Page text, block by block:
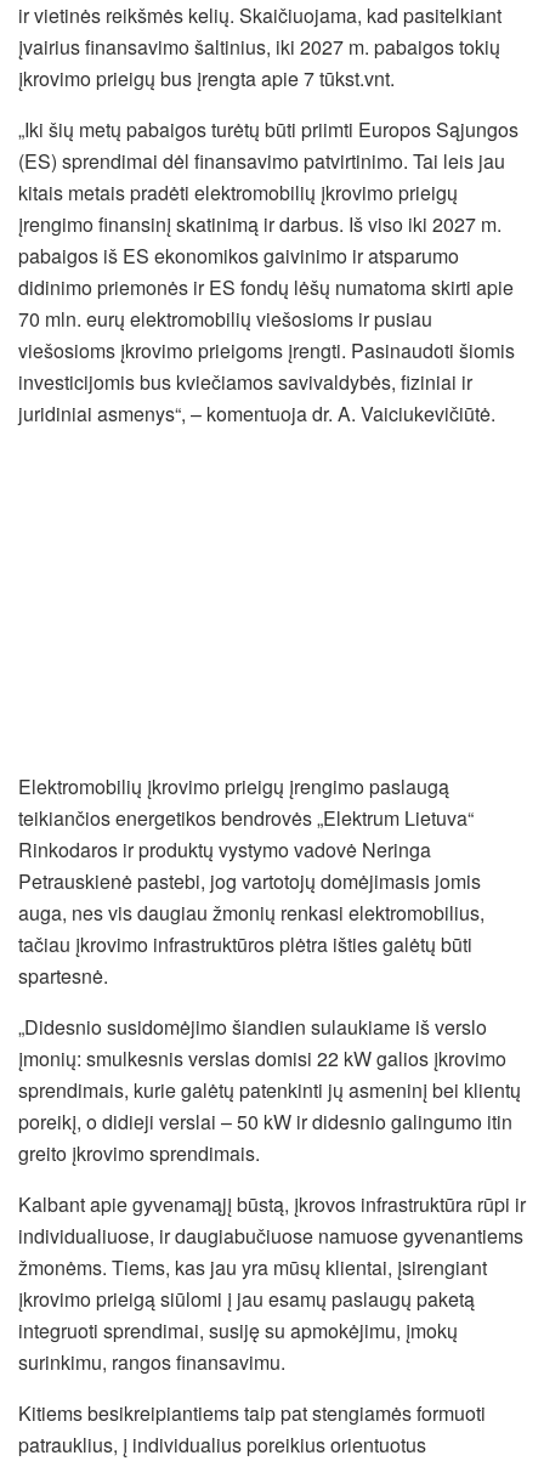
ir vietinės reikšmės kelių. Skaičiuojama, kad pasitelkiant
įvairius finansavimo šaltinius, iki 2027 m. pabaigos tokių
įkrovimo prieigų bus įrengta apie 7 tūkst.vnt.
„Iki šių metų pabaigos turėtų būti priimti Europos Sąjungos
(ES) sprendimai dėl finansavimo patvirtinimo. Tai leis jau
kitais metais pradėti elektromobilių įkrovimo prieigų
įrengimo finansinį skatinimą ir darbus. Iš viso iki 2027 m.
pabaigos iš ES ekonomikos gaivinimo ir atsparumo
didinimo priemonės ir ES fondų lėšų numatoma skirti apie
70 mln. eurų elektromobilių viešosioms ir pusiau
viešosioms įkrovimo prieigoms įrengti. Pasinaudoti šiomis
investicijomis bus kviečiamos savivaldybės, fiziniai ir
juridiniai asmenys“, – komentuoja dr. A. Vaiciukevičiūtė.
Elektromobilių įkrovimo prieigų įrengimo paslaugą
teikiančios energetikos bendrovės „Elektrum Lietuva“
Rinkodaros ir produktų vystymo vadovė Neringa
Petrauskienė pastebi, jog vartotojų domėjimasis jomis
auga, nes vis daugiau žmonių renkasi elektromobilius,
tačiau įkrovimo infrastruktūros plėtra išties galėtų būti
spartesnė.
„Didesnio susidomėjimo šiandien sulaukiame iš verslo
įmonių: smulkesnis verslas domisi 22 kW galios įkrovimo
sprendimais, kurie galėtų patenkinti jų asmeninį bei klientų
poreikį, o didieji verslai – 50 kW ir didesnio galingumo itin
greito įkrovimo sprendimais.
Kalbant apie gyvenamąjį būstą, įkrovos infrastruktūra rūpi ir
individualiuose, ir daugiabučiuose namuose gyvenantiems
žmonėms. Tiems, kas jau yra mūsų klientai, įsirengiant
įkrovimo prieigą siūlomi į jau esamų paslaugų paketą
integruoti sprendimai, susiję su apmokėjimu, įmokų
surinkimu, rangos finansavimu.
Kitiems besikreipiantiems taip pat stengiamės formuoti
patrauklius, į individualius poreikius orientuotus